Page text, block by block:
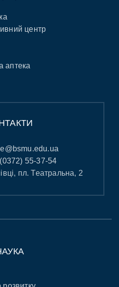
центр
аптека
(0372) 55-37-54
пл. Театральна, 2